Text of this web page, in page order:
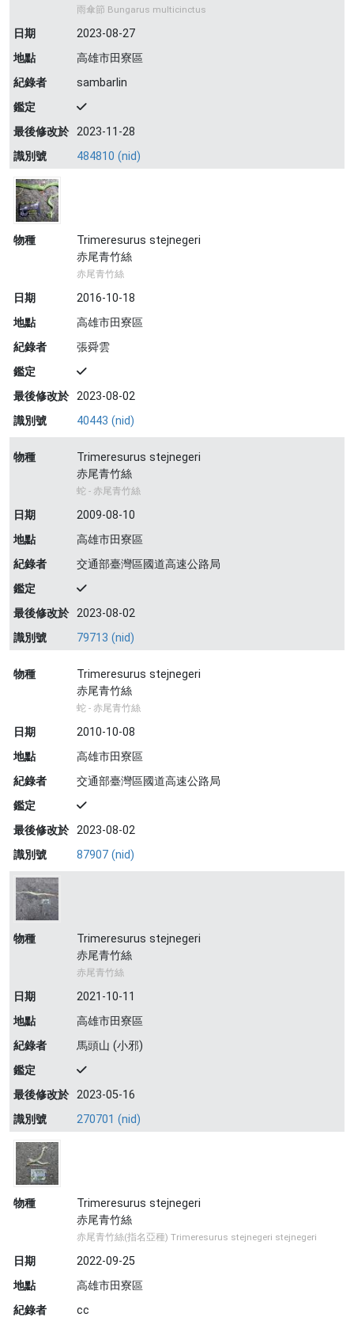
雨傘節 Bungarus multicinctus
日期
2023-08-27
地點
高雄市田寮區
紀錄者
sambarlin
鑑定
最後修改於 2023-11-28
識別號
484810 (nid)
物種
Trimeresurus stejnegeri
赤尾青竹絲
赤尾青竹絲
日期
2016-10-18
地點
高雄市田寮區
紀錄者
張舜雲
鑑定
最後修改於 2023-08-02
識別號
40443 (nid)
物種
Trimeresurus stejnegeri
赤尾青竹絲
蛇 - 赤尾青竹絲
日期
2009-08-10
地點
高雄市田寮區
紀錄者
交通部臺灣區國道高速公路局
鑑定
最後修改於 2023-08-02
識別號
79713 (nid)
物種
Trimeresurus stejnegeri
赤尾青竹絲
蛇 - 赤尾青竹絲
日期
2010-10-08
地點
高雄市田寮區
紀錄者
交通部臺灣區國道高速公路局
鑑定
最後修改於 2023-08-02
識別號
87907 (nid)
物種
Trimeresurus stejnegeri
赤尾青竹絲
赤尾青竹絲
日期
2021-10-11
地點
高雄市田寮區
紀錄者
馬頭山 (小邪)
鑑定
最後修改於 2023-05-16
識別號
270701 (nid)
物種
Trimeresurus stejnegeri
赤尾青竹絲
赤尾青竹絲(指名亞種) Trimeresurus stejnegeri stejnegeri
日期
2022-09-25
地點
高雄市田寮區
紀錄者
cc